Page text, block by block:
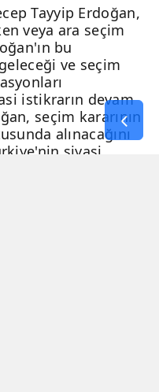
Tayyip Erdoğan,
veya ara seçim
bu
ve seçim
istikrarın devam
seçim kararının
alınacağını
siyasi